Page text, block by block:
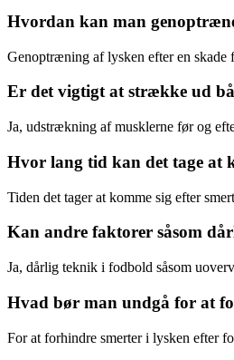
Hvordan kan man
Genoptræning af lysken efter en
Er det vigtigt at strække ud
Ja, udstrækning af musklerne før og
Hvor lang tid kan det tage at
Tiden det tager at komme sig efter
Kan andre faktorer såsom
Ja, dårlig teknik i fodbold såsom
Hvad bør man undgå for at
For at forhindre smerter i lysken efter